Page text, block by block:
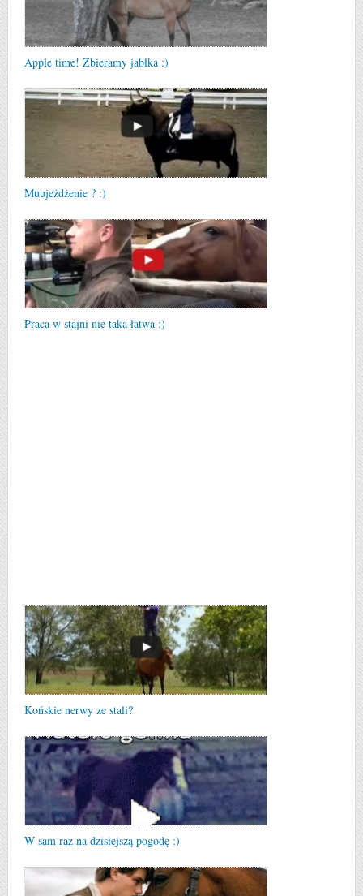
Apple time! Zbieramy jabłka :)
Muujeżdżenie ? :)
Praca w stajni nie taka łatwa :)
Końskie nerwy ze stali?
W sam raz na dzisiejszą pogodę :)